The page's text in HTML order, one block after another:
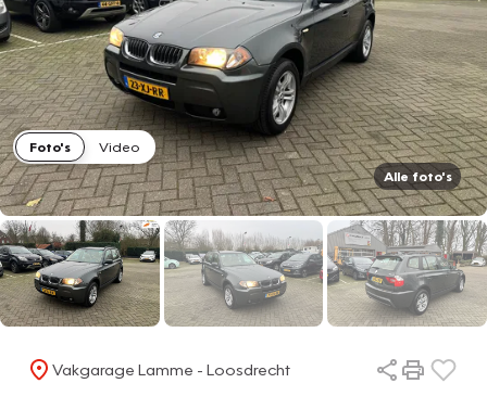
Foto's
Video
Alle foto's
Vakgarage Lamme - Loosdrecht